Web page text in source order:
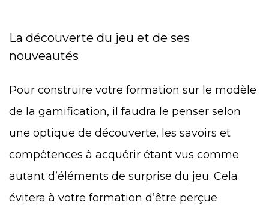
La découverte du jeu et de ses
nouveautés
Pour construire votre formation sur le modèle
de la gamification, il faudra le penser selon
une optique de découverte, les savoirs et
compétences à acquérir étant vus comme
autant d’éléments de surprise du jeu. Cela
évitera à votre formation d’être perçue